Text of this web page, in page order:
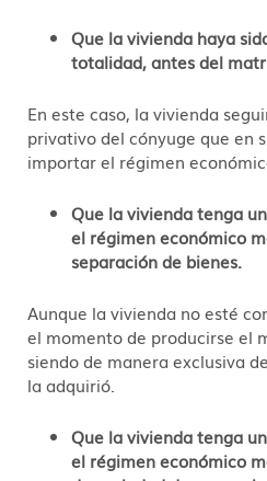
Que la vivienda haya
totalidad, antes del
En este caso, la vivienda
privativo del cónyuge que en
importar el régimen
Que la vivienda tenga
el régimen económico
separación de bienes.
Aunque la vivienda no esté
el momento de producirse el
siendo de manera exclusiva
la adquirió.
Que la vivienda tenga
el régimen económico